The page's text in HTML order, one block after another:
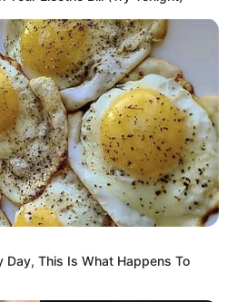
Day, This Is What Happens To